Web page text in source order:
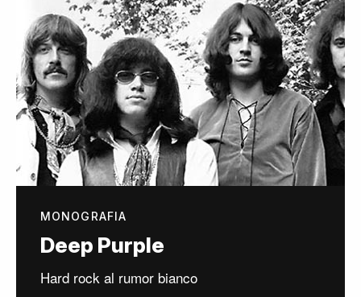
MONOGRAFIA
Deep Purple
Hard rock al rumor bianco